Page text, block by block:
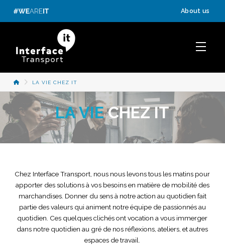
About us
ACCUEILLA VIE CHEZ IT
LA VIECHEZ IT
Chez Interface Transport, nous nous levons tous les matins pour
apporter des solutions à vos besoins en matière de mobilité des
marchandises. Donner du sens à notre action au quotidien fait
partie des valeurs qui animent notre équipe de passionnés au
quotidien. Ces quelques clichés ont vocation a vous immerger
dans notre quotidien au gré de nos réflexions, ateliers, et autres
espaces de travail.